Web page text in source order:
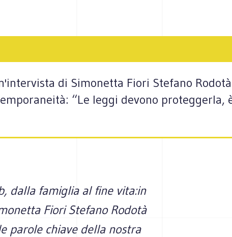
di Simonetta Fiori Stefano Rodotà
“Le leggi devono proteggerla,
dalla famiglia al fine vita:in
Fiori Stefano Rodotà
parole chiave della nostra